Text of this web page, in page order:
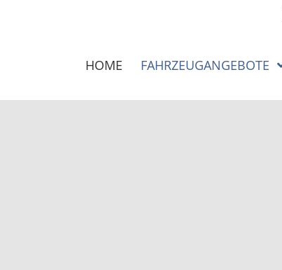
HOME FAHRZEUGANGEBOTE